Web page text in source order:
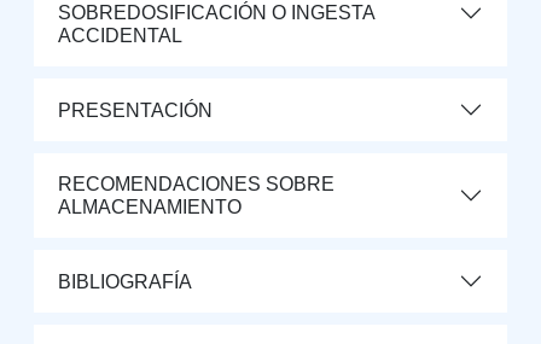
SOBREDOSIFICACIÓN O INGESTA
ACCIDENTAL
PRESENTACIÓN
RECOMENDACIONES SOBRE
ALMACENAMIENTO
BIBLIOGRAFÍA